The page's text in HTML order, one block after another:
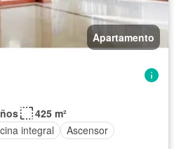
Apartamento
425 m²
integral
Ascensor